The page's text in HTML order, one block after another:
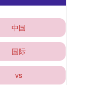
中国
国际
vs